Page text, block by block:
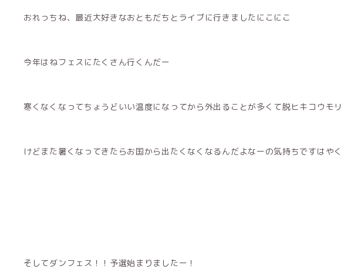
おれっちね、最近大好きなおともだちとライブに行きましたにこにこ
今年はねフェスにたくさん行くんだー
寒くなくなってちょうどいい温度になってから外出ることが多くて脱ヒキコウモ
けどまた暑くなってきたらお国から出たくなくなるんだよなーの気持ちですはや
そしてダンフェス！！予選始まりましたー！